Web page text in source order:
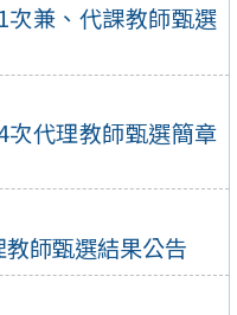
兼、代課教師甄選
代理教師甄選簡章
師甄選結果公告